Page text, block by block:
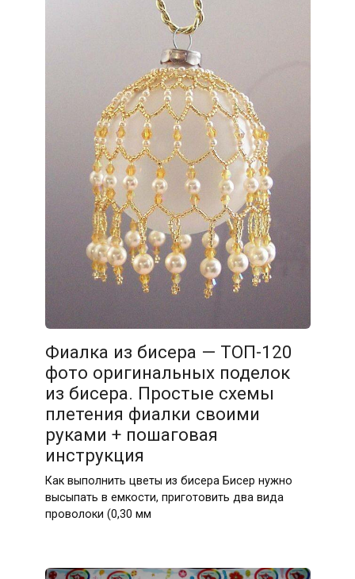
Фиалка из бисера — ТОП-120
фото оригинальных поделок
из бисера. Простые схемы
плетения фиалки своими
руками + пошаговая
инструкция
Как выполнить цветы из бисера Бисер нужно
высыпать в емкости, приготовить два вида
проволоки (0,30 мм